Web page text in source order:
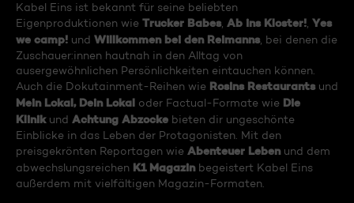
Kabel Eins ist bekannt für seine beliebten
Eigenproduktionen wie Trucker Babes, Ab ins Kloster! Yes
we camp! und Willkommen bei den Reimanns, bei denen die
Zuschauer:innen hautnah in den Alltag von
ausergewöhnlichen Persönlichkeiten eintauchen können.
Auch die Dokutainment-Reihen wie Rosins Restaurants und
Mein Lokal, Dein Lokal oder Factual-Formate wie Die
Klinikund Achtung Abzocke bieten dir ungeschönte
Einblicke in das Leben der Protagonisten. Mit den
preisgekrönten Reportagen wie Abenteuer Lebenund dem
abwechslungsreichen K1 Magazinbegeistert Kabel Eins
außerdem mit vielfältigen Magazin-Formaten.